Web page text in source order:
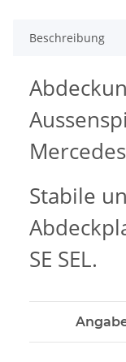
Beschreibung
Stabile
SE SEL.